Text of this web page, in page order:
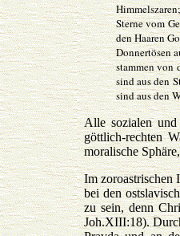
Sterne vom
den Haaren
Donnertösen
stammen von
sind aus den
sind aus den
Alle sozialen
göttlich-rechten
moralische
Im zoroastrischen
bei den
zu sein, denn
Joh.XIII:18).